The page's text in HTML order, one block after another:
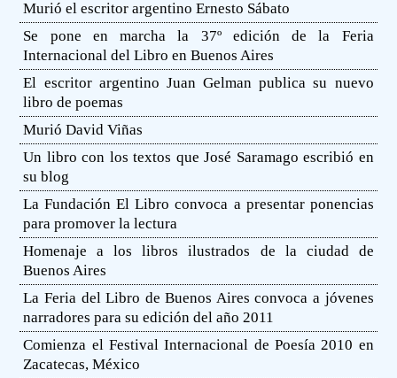
Murió el escritor argentino Ernesto Sábato
Se pone en marcha la 37º edición de la Feria
Internacional del Libro en Buenos Aires
El escritor argentino Juan Gelman publica su nuevo
libro de poemas
Murió David Viñas
Un libro con los textos que José Saramago escribió en
su blog
La Fundación El Libro convoca a presentar ponencias
para promover la lectura
Homenaje a los libros ilustrados de la ciudad de
Buenos Aires
La Feria del Libro de Buenos Aires convoca a jóvenes
narradores para su edición del año 2011
Comienza el Festival Internacional de Poesía 2010 en
Zacatecas, México